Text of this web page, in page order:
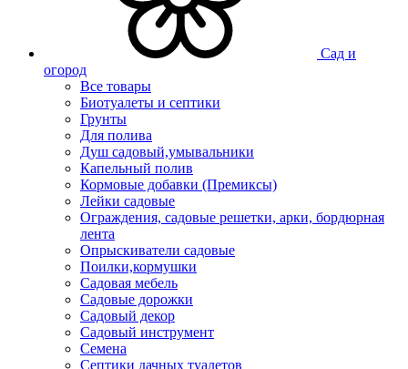
Сад и
огород
Все товары
Биотуалеты и септики
Грунты
Для полива
Душ садовый,умывальники
Капельный полив
Кормовые добавки (Премиксы)
Лейки садовые
Ограждения, садовые решетки, арки, бордюрная
лента
Опрыскиватели садовые
Поилки,кормушки
Садовая мебель
Садовые дорожки
Садовый декор
Садовый инструмент
Семена
Септики дачных туалетов